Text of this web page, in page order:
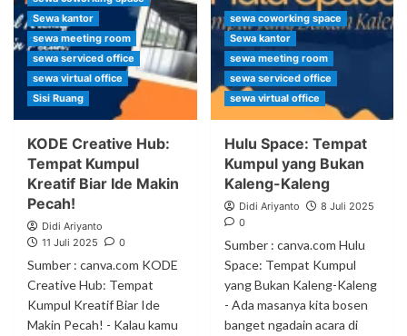
Sewa kantor
sewa meeting room
sewa serviced office
sewa virtual office
Sisi Ruang
KODE Creative Hub:
Tempat Kumpul
Kreatif Biar Ide Makin
Pecah!
Didi Ariyanto
11 Juli 2025
0
Sumber : canva.com KODE
Creative Hub: Tempat
Kumpul Kreatif Biar Ide
Makin Pecah! - Kalau kamu
sewa coworking space
Sewa kantor
sewa meeting room
sewa serviced office
sewa virtual office
Hulu Space: Tempat
Kumpul yang Bukan
Kaleng-Kaleng
Didi Ariyanto
8 Juli 2025
0
Sumber : canva.com Hulu
Space: Tempat Kumpul
yang Bukan Kaleng-Kaleng
- Ada masanya kita bosen
banget ngadain acara di